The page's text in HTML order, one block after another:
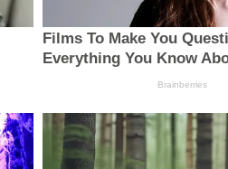
Films To Make You
Everything You Know
Brainberries